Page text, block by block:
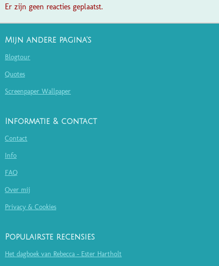
Er zijn geen reacties geplaatst.
Mijn andere pagina's
Blogtour
Quotes
Screenpaper Wallpaper
Informatie & contact
Contact
Info
FAQ
Over mij
Privacy & Cookies
Populairste recensies
Het dagboek van Rebecca - Ester Hartholt